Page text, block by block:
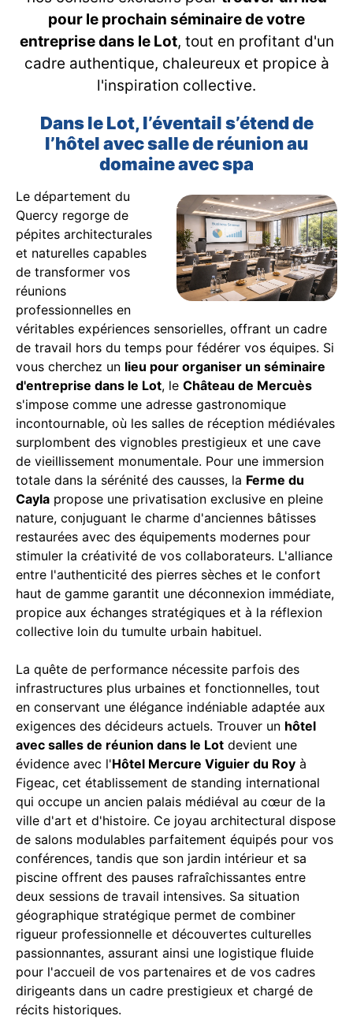
pour le prochain séminaire de votre
entreprise dans le Lot, tout en profitant d'un
cadre authentique, chaleureux et propice à
l'inspiration collective.
Dans le Lot, l’éventail s’étend de
l’hôtel avec salle de réunion au
domaine avec spa
Le département du
Quercy regorge de
pépites architecturales
et naturelles capables
de transformer vos
réunions
professionnelles en
véritables expériences sensorielles, offrant un cadre
de travail hors du temps pour fédérer vos équipes. Si
vous cherchez un lieu pour organiser un séminaire
d'entreprise dans le Lot, le Château de Mercuès
s'impose comme une adresse gastronomique
incontournable, où les salles de réception médiévales
surplombent des vignobles prestigieux et une cave
de vieillissement monumentale. Pour une immersion
totale dans la sérénité des causses, la Ferme du
Cayla propose une privatisation exclusive en pleine
nature, conjuguant le charme d'anciennes bâtisses
restaurées avec des équipements modernes pour
stimuler la créativité de vos collaborateurs. L'alliance
entre l'authenticité des pierres sèches et le confort
haut de gamme garantit une déconnexion immédiate,
propice aux échanges stratégiques et à la réflexion
collective loin du tumulte urbain habituel.
La quête de performance nécessite parfois des
infrastructures plus urbaines et fonctionnelles, tout
en conservant une élégance indéniable adaptée aux
exigences des décideurs actuels. Trouver un hôtel
avec salles de réunion dans le Lot devient une
évidence avec l'Hôtel Mercure Viguier du Roy à
Figeac, cet établissement de standing international
qui occupe un ancien palais médiéval au cœur de la
ville d'art et d'histoire. Ce joyau architectural dispose
de salons modulables parfaitement équipés pour vos
conférences, tandis que son jardin intérieur et sa
piscine offrent des pauses rafraîchissantes entre
deux sessions de travail intensives. Sa situation
géographique stratégique permet de combiner
rigueur professionnelle et découvertes culturelles
passionnantes, assurant ainsi une logistique fluide
pour l'accueil de vos partenaires et de vos cadres
dirigeants dans un cadre prestigieux et chargé de
récits historiques.